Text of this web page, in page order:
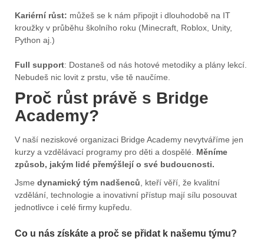
Kariérní růst: můžeš se k nám připojit i dlouhodobě na IT
kroužky v průběhu školního roku (Minecraft, Roblox, Unity,
Python aj.)
Full support: Dostaneš od nás hotové metodiky a plány lekcí.
Nebudeš nic lovit z prstu, vše tě naučíme.
Proč růst právě s Bridge
Academy?
V naší neziskové organizaci Bridge Academy nevytváříme jen
kurzy a vzdělávací programy pro děti a dospělé. Měníme
způsob, jakým lidé přemýšlejí o své budoucnosti.
Jsme dynamický tým nadšenců , kteří věří, že kvalitní
vzdělání, technologie a inovativní přístup mají sílu posouvat
jednotlivce i celé firmy kupředu.
Co u nás získáte a proč se přidat k našemu týmu?